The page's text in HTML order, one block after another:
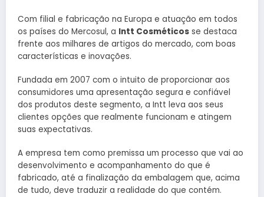
Com filial e fabricação na Europa e atuação em todos
os países do Mercosul, a Intt Cosméticos se destaca
frente aos milhares de artigos do mercado, com boas
características e inovações.
Fundada em 2007 com o intuito de proporcionar aos
consumidores uma apresentação segura e confiável
dos produtos deste segmento, a Intt leva aos seus
clientes opções que realmente funcionam e atingem
suas expectativas.
A empresa tem como premissa um processo que vai ao
desenvolvimento e acompanhamento do que é
fabricado, até a finalização da embalagem que, acima
de tudo, deve traduzir a realidade do que contém.